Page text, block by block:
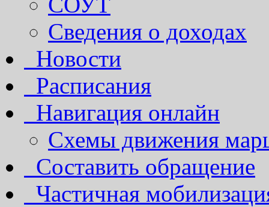
Сведения о доходах
Новости
Расписания
Навигация онлайн
Схемы движения
Составить обращение
Частичная